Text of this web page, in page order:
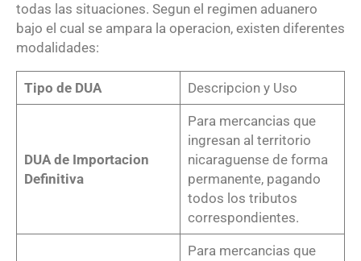
todas las situaciones. Segun el regimen aduanero
bajo el cual se ampara la operacion, existen diferentes
modalidades:
Tipo de DUA Descripcion y Uso
DUA de Importacion
Definitiva
Para mercancias que
ingresan al territorio
nicaraguense de forma
permanente, pagando
todos los tributos
correspondientes.
Para mercancias que